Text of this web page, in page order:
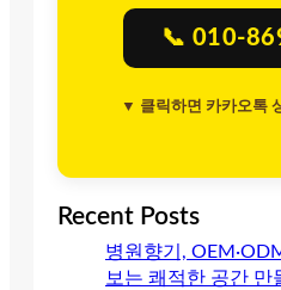
📞 010-
▼ 클릭하면 카카오톡
Recent Posts
병원향기,
보는 쾌적한 공간 만